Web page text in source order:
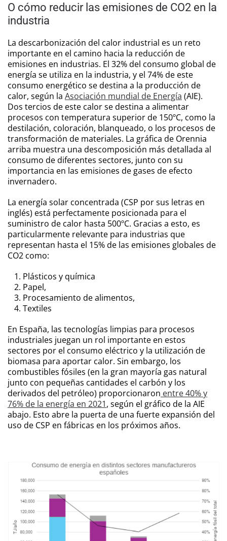
O cómo reducir las emisiones de CO2 en la
industria
La descarbonización del calor industrial es un reto
importante en el camino hacia la reducción de
emisiones en industrias. El 32% del consumo global de
energía se utiliza en la industria, y el 74% de este
consumo energético se destina a la producción de
calor, según la Asociación mundial de Energía (AIE).
Dos tercios de este calor se destina a alimentar
procesos con temperatura superior de 150ºC, como la
destilación, coloración, blanqueado, o los procesos de
transformación de materiales. La gráfica de Orennia
arriba muestra una descomposición más detallada al
consumo de diferentes sectores, junto con su
importancia en las emisiones de gases de efecto
invernadero.
La energía solar concentrada (CSP por sus letras en
inglés) está perfectamente posicionada para el
suministro de calor hasta 500ºC. Gracias a esto, es
particularmente relevante para industrias que
representan hasta el 15% de las emisiones globales de
CO2 como:
Plásticos y química
Papel,
Procesamiento de alimentos,
Textiles
En España, las tecnologías limpias para procesos
industriales juegan un rol importante en estos
sectores por el consumo eléctrico y la utilización de
biomasa para aportar calor. Sin embargo, los
combustibles fósiles (en la gran mayoría gas natural
junto con pequeñas cantidades el carbón y los
derivados del petróleo) proporcionaron entre 40% y
76% de la energía en 2021, según el gráfico de la AIE
abajo. Esto abre la puerta de una fuerte expansión del
uso de CSP en fábricas en los próximos años.